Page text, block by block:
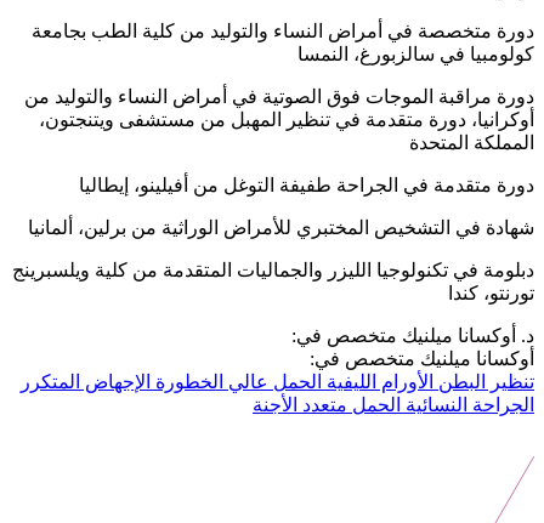
دورة متخصصة في أمراض النساء والتوليد من كلية الطب بجامعة
كولومبيا في سالزبورغ، النمسا
دورة مراقبة الموجات فوق الصوتية في أمراض النساء والتوليد من
أوكرانيا، دورة متقدمة في تنظير المهبل من مستشفى ويتنجتون،
المملكة المتحدة
دورة متقدمة في الجراحة طفيفة التوغل من أفيلينو، إيطاليا
شهادة في التشخيص المختبري للأمراض الوراثية من برلين، ألمانيا
دبلومة في تكنولوجيا الليزر والجماليات المتقدمة من كلية ويلسبرينج
تورنتو، كندا
د. أوكسانا ميلنيك متخصص في:
أوكسانا ميلنيك متخصص في:
تنظير البطن الأورام الليفية الحمل عالي الخطورة الإجهاض المتكرر
الجراحة النسائية الحمل متعدد الأجنة